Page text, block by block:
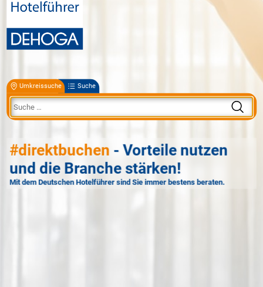
Umkreissuche Suche
#direktbuchen - Vorteile nutzen
und die Branche stärken!
Mit dem Deutschen Hotelführer sind Sie immer bestens beraten.